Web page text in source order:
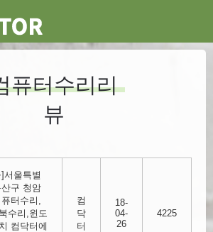
퓨터수리리
뷰
서울특별
구 청암
터수리,
수리,윈도
컴닥터에
컴
닥
터
18-
04-
26
4225